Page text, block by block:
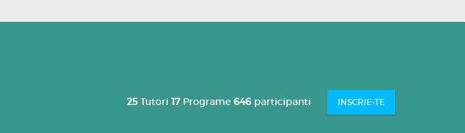
25 Tutori 17 Programe 646 participanti INSCRIE-TE